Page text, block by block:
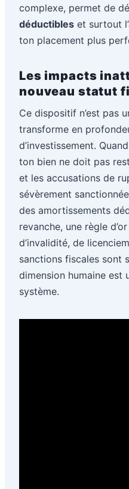
complexe, permet de
déductibles et surtout
ton placement plus
Les impacts
nouveau statut
Ce dispositif n’est pas
transforme en
d’investissement.
ton bien ne doit pas
et les accusations de
sévèrement
des amortissements
revanche, une règle
d’invalidité, de
sanctions fiscales sont
dimension humaine est
système.